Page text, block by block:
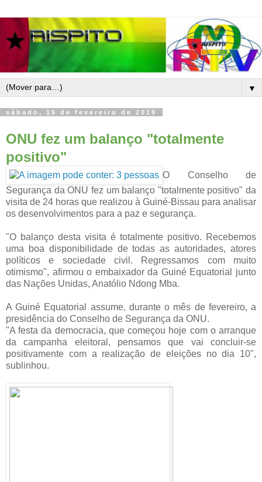
▼
sábado, 16 de fevereiro de 2019
ONU fez um balanço "totalmente
positivo"
O Conselho de
Segurança da ONU fez um balanço "totalmente positivo" da
visita de 24 horas que realizou à Guiné-Bissau para analisar
os desenvolvimentos para a paz e segurança.
"O balanço desta visita é totalmente positivo. Recebemos
uma boa disponibilidade de todas as autoridades, atores
políticos e sociedade civil. Regressamos com muito
otimismo", afirmou o embaixador da Guiné Equatorial junto
das Nações Unidas, Anatólio Ndong Mba.
A Guiné Equatorial assume, durante o mês de fevereiro, a
presidência do Conselho de Segurança da ONU.
"A festa da democracia, que começou hoje com o arranque
da campanha eleitoral, pensamos que vai concluir-se
positivamente com a realização de eleições no dia 10",
sublinhou.